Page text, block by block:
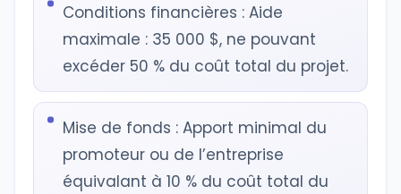
Conditions financières : Aide
maximale : 35 000 $, ne pouvant
excéder 50 % du coût total du projet.
Mise de fonds : Apport minimal du
promoteur ou de l’entreprise
équivalant à 10 % du coût total du